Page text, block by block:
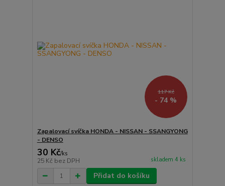
117 Kč
- 74 %
Zapalovací svíčka HONDA - NISSAN - SSANGYONG
- DENSO
30 Kč/ks
25 Kč bez DPH skladem 4 ks
Přidat do košíku